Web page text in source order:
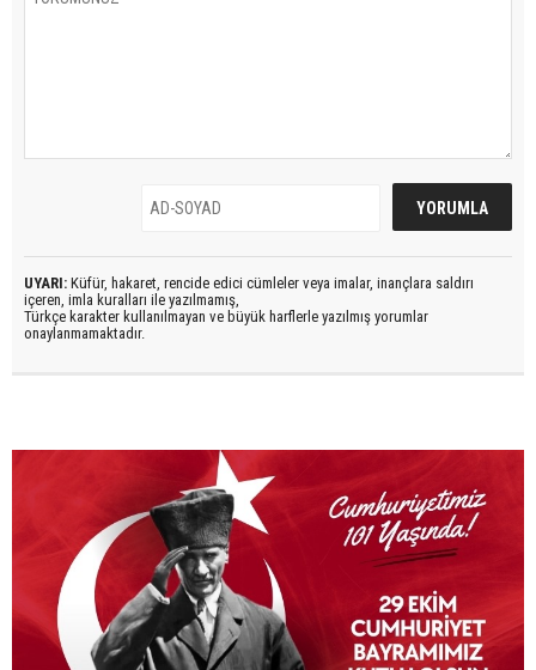
UYARI: Küfür, hakaret, rencide edici cümleler veya imalar, inançlara saldırı
içeren, imla kuralları ile yazılmamış,
Türkçe karakter kullanılmayan ve büyük harflerle yazılmış yorumlar
onaylanmamaktadır.